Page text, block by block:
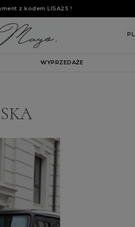
z kodem LISA25 !
PL
WYPRZEDAŻE